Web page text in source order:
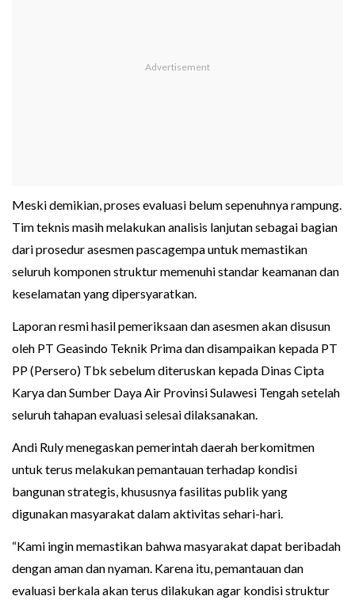
Meski demikian, proses evaluasi belum sepenuhnya rampung.
Tim teknis masih melakukan analisis lanjutan sebagai bagian
dari prosedur asesmen pascagempa untuk memastikan
seluruh komponen struktur memenuhi standar keamanan dan
keselamatan yang dipersyaratkan.
Laporan resmi hasil pemeriksaan dan asesmen akan disusun
oleh PT Geasindo Teknik Prima dan disampaikan kepada PT
PP (Persero) Tbk sebelum diteruskan kepada Dinas Cipta
Karya dan Sumber Daya Air Provinsi Sulawesi Tengah setelah
seluruh tahapan evaluasi selesai dilaksanakan.
Andi Ruly menegaskan pemerintah daerah berkomitmen
untuk terus melakukan pemantauan terhadap kondisi
bangunan strategis, khususnya fasilitas publik yang
digunakan masyarakat dalam aktivitas sehari-hari.
“Kami ingin memastikan bahwa masyarakat dapat beribadah
dengan aman dan nyaman. Karena itu, pemantauan dan
evaluasi berkala akan terus dilakukan agar kondisi struktur